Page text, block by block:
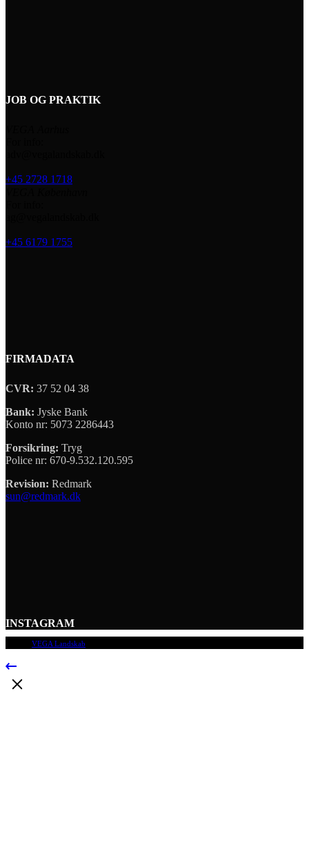
JOB OG PRAKTIK
+45 2728 1718
+45 6179 1755
FIRMADATA
CVR: 37 52 04 38
Bank: Jyske Bank
Konto nr: 5073 2286443
Forsikring: Tryg
Police nr: 670-9.532.120.595
Revision: Redmark
sun@redmark.dk
INSTAGRAM
VEGA Landskab